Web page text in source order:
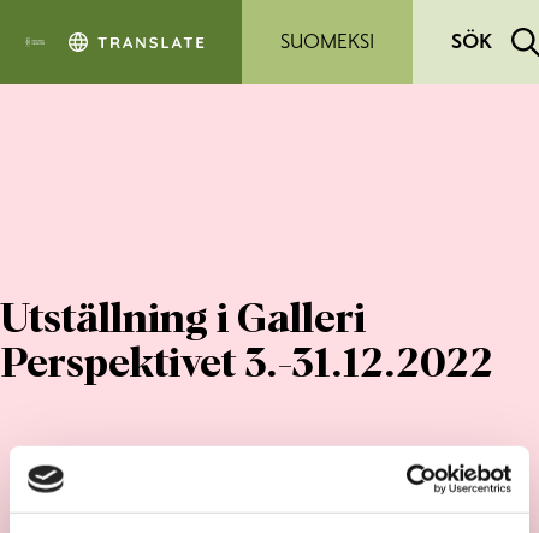
SUOMEKSI
SÖK
Utställning i Galleri
Perspektivet 3.-31.12.2022